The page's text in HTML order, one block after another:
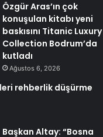
Özgür Aras’ın çok
konuşulan kitabı yeni
baskısını Titanic Luxury
Collection Bodrum’da
kutladı
Ağustos 6, 2026
rehberlik düşürme
Başkan Altay: “Bosna